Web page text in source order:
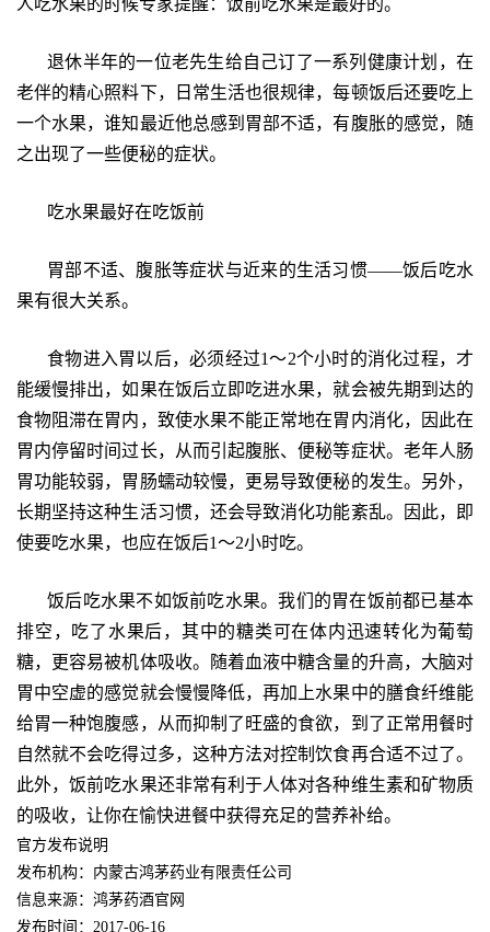
人吃水果的时候专家提醒：饭前吃水果是最好的。
退休半年的一位老先生给自己订了一系列健康计划，在
老伴的精心照料下，日常生活也很规律，每顿饭后还要吃上
一个水果，谁知最近他总感到胃部不适，有腹胀的感觉，随
之出现了一些便秘的症状。
吃水果最好在吃饭前
胃部不适、腹胀等症状与近来的生活习惯——饭后吃水
果有很大关系。
食物进入胃以后，必须经过1～2个小时的消化过程，才
能缓慢排出，如果在饭后立即吃进水果，就会被先期到达的
食物阻滞在胃内，致使水果不能正常地在胃内消化，因此在
胃内停留时间过长，从而引起腹胀、便秘等症状。老年人肠
胃功能较弱，胃肠蠕动较慢，更易导致便秘的发生。另外，
长期坚持这种生活习惯，还会导致消化功能紊乱。因此，即
使要吃水果，也应在饭后1～2小时吃。
饭后吃水果不如饭前吃水果。我们的胃在饭前都已基本
排空，吃了水果后，其中的糖类可在体内迅速转化为葡萄
糖，更容易被机体吸收。随着血液中糖含量的升高，大脑对
胃中空虚的感觉就会慢慢降低，再加上水果中的膳食纤维能
给胃一种饱腹感，从而抑制了旺盛的食欲，到了正常用餐时
自然就不会吃得过多，这种方法对控制饮食再合适不过了。
此外，饭前吃水果还非常有利于人体对各种维生素和矿物质
的吸收，让你在愉快进餐中获得充足的营养补给。
官方发布说明
发布机构：内蒙古鸿茅药业有限责任公司
信息来源：鸿茅药酒官网
发布时间：2017-06-16